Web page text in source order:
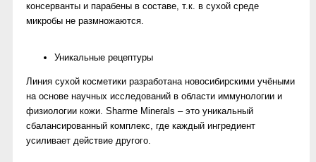
консерванты и парабены в составе, т.к. в сухой среде
микробы не размножаются.
Уникальные рецептуры
Линия сухой косметики разработана новосибирскими учёными
на основе научных исследований в области иммунологии и
физиологии кожи. Sharme Minerals – это уникальный
сбалансированный комплекс, где каждый ингредиент
усиливает действие другого.